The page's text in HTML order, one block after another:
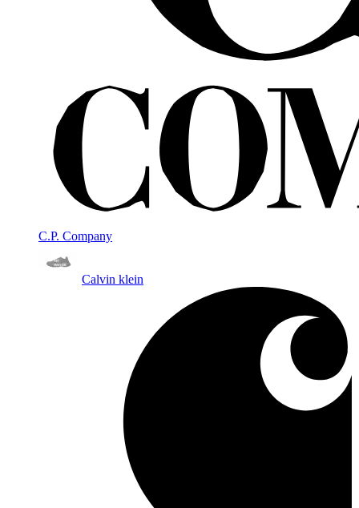
C.P. Company
Calvin klein